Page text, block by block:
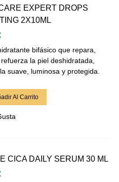
EXPERT DROPS
2X10ML
bifásico que repara,
la piel deshidratada,
suave, luminosa y protegida.
Al Carrito
CICA DAILY SERUM 30 ML